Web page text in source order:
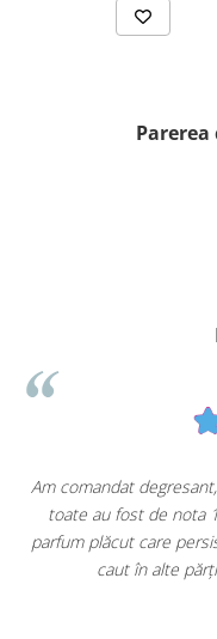
Am comandat
toate au fost de nota
parfum plăcut care
caut în alte